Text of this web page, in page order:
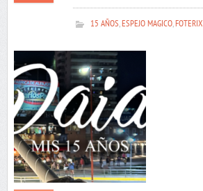
15 AÑOS,ESPEJO MAGICO,FOTERIX